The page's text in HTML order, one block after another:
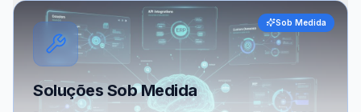
Sob Medida
Soluções Sob Medida